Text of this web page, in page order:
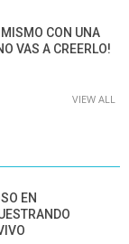
MISMO CON UNA
VAS A CREERLO!
VIEW ALL
EN